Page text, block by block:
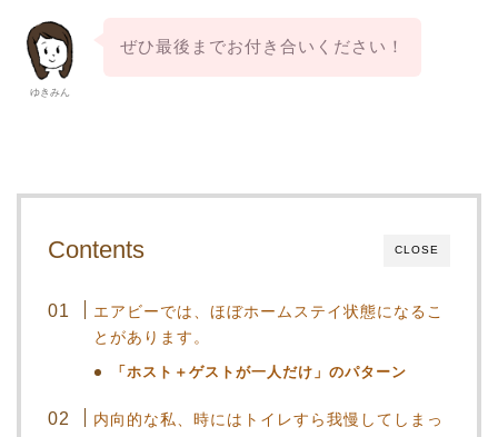
ゆきみん
ぜひ最後までお付き合いください！
CLOSE
Contents
エアビーでは、ほぼホームステイ状態になるこ
とがあります。
「ホスト＋ゲストが一人だけ」のパターン
内向的な私、時にはトイレすら我慢してしまっ